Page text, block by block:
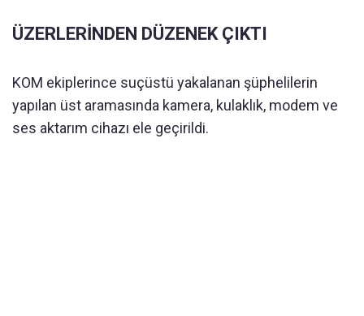
ÜZERLERİNDEN DÜZENEK ÇIKTI
KOM ekiplerince suçüstü yakalanan şüphelilerin
yapılan üst aramasında kamera, kulaklık, modem ve
ses aktarım cihazı ele geçirildi.